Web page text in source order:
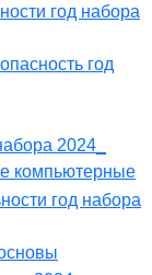
год набора
год
2024_
компьютерные
год набора